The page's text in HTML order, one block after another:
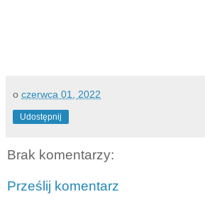
o czerwca 01, 2022
Udostępnij
Brak komentarzy:
Prześlij komentarz